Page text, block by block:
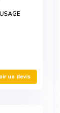
un devis